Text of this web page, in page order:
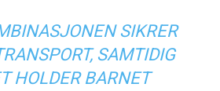
SIKRER
SAMTIDIG
HOLDER BARNET